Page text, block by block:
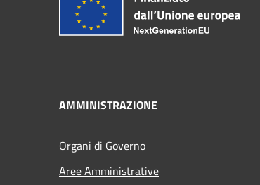
AMMINISTRAZIONE
Organi di Governo
Aree Amministrative